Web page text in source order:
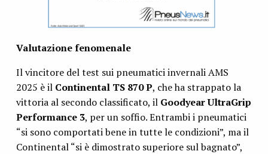
Valutazione fenomenale
Il vincitore del test sui pneumatici invernali AMS
2025 è il Continental TS 870 P, che ha strappato la
vittoria al secondo classificato, il Goodyear UltraGrip
Performance 3, per un soffio. Entrambi i pneumatici
“si sono comportati bene in tutte le condizioni”, ma il
Continental “si è dimostrato superiore sul bagnato”,